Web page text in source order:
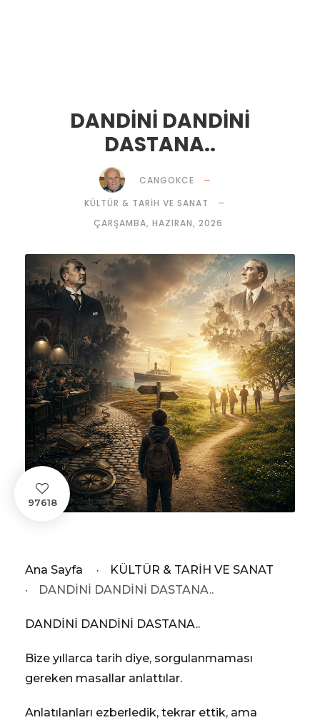
DANDİNİ DANDİNİ
DASTANA..
CANGOKCE
KÜLTÜR & TARİH VE SANAT
ÇARŞAMBA, HAZIRAN, 2026
97618
Ana Sayfa ·
KÜLTÜR & TARİH VE SANAT
·
DANDİNİ DANDİNİ DASTANA..
DANDİNİ DANDİNİ DASTANA..
Bize yıllarca tarih diye, sorgulanmaması
gereken masallar anlattılar.
Anlatılanları ezberledik, tekrar ettik, ama